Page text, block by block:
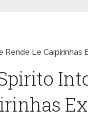
Rende Le Caipirinhas